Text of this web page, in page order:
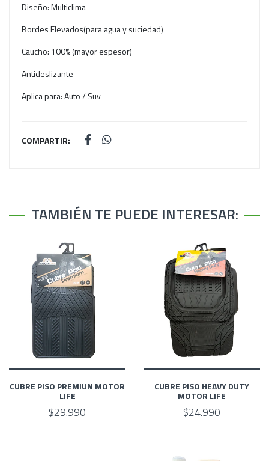
Diseño: Multiclima
Bordes Elevados(para agua y suciedad)
Caucho: 100% (mayor espesor)
Antideslizante
Aplica para: Auto / Suv
COMPARTIR:
TAMBIÉN TE PUEDE INTERESAR:
CUBRE PISO PREMIUN MOTOR
LIFE
$29.990
CUBRE PISO HEAVY DUTY
MOTOR LIFE
$24.990